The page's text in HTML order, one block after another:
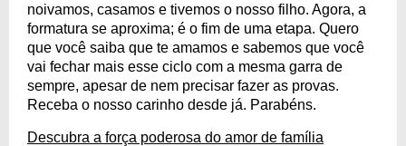
noivamos, casamos e tivemos o nosso filho. Agora, a
formatura se aproxima; é o fim de uma etapa. Quero
que você saiba que te amamos e sabemos que você
vai fechar mais esse ciclo com a mesma garra de
sempre, apesar de nem precisar fazer as provas.
Receba o nosso carinho desde já. Parabéns.
Descubra a força poderosa do amor de família